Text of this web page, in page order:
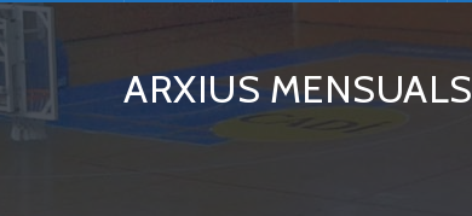
ARXIUS MENSUALS